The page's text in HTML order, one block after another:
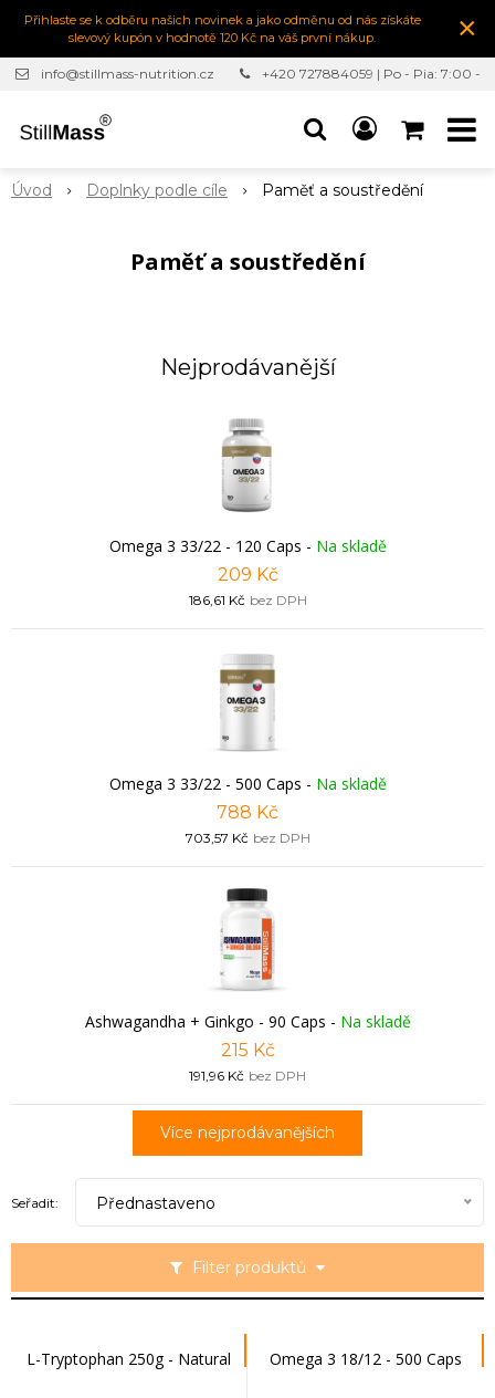
Přihlaste se k odběru našich novinek a jako odměnu od nás získáte
slevový kupón v hodnotě 120 Kč na váš první nákup.
×
info@stillmass-nutrition.cz
+420 727884059 | Po - Pia: 7:00 -
Úvod Doplnky podle cíle Paměť a soustředění
Paměť a soustředění
Nejprodávanější
Omega 3 33/22 - 120 Caps - Na skladě
209 Kč
186,61 Kč bez DPH
Omega 3 33/22 - 500 Caps - Na skladě
788 Kč
703,57 Kč bez DPH
Ashwagandha + Ginkgo - 90 Caps - Na skladě
215 Kč
191,96 Kč bez DPH
Více nejprodávanějších
Filter produktů
Seřadit: Přednastaveno
L-Tryptophan 250g - Natural Omega 3 18/12 - 500 Caps